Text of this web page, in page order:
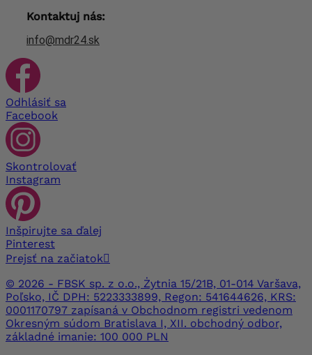
Kontaktuj nás:
info@mdr24.sk
Odhlásiť sa
Facebook
Skontrolovať
Instagram
Inšpirujte sa ďalej
Pinterest
Prejsť na začiatok
© 2026 - FBSK sp. z o.o., Żytnia 15/21B, 01-014 Varšava,
Poľsko, IČ DPH: 5223333899, Regon: 541644626, KRS:
0001170797 zapísaná v Obchodnom registri vedenom
Okresným súdom Bratislava I, XII. obchodný odbor,
základné imanie: 100 000 PLN